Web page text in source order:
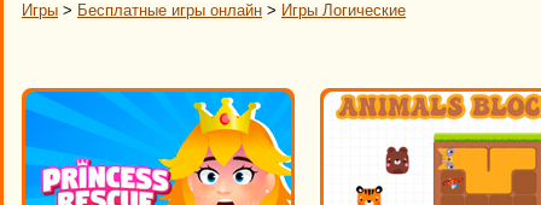
Игры > Бесплатные игры онлайн > Игры Логические